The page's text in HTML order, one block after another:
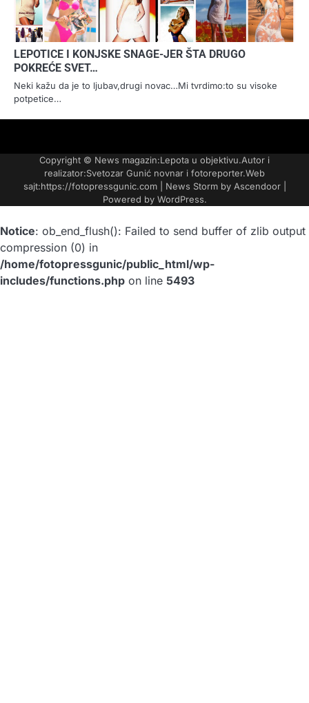
LEPOTICE I KONJSKE SNAGE-JER ŠTA DRUGO
POKREĆE SVET…
Neki kažu da je to ljubav,drugi novac…Mi tvrdimo:to su visoke
potpetice…
VESTI
REKLAME
NAMA
Copyright © News magazin:Lepota u objektivu.Autor i
realizator:Svetozar Gunić novnar i fotoreporter.Web
sajt:https://fotopressgunic.com | News Storm by Ascendoor|
Powered by WordPress.
Notice: ob_end_flush(): Failed to send buffer of zlib output
compression (0) in
/home/fotopressgunic/public_html/wp-
includes/functions.php on line 5493